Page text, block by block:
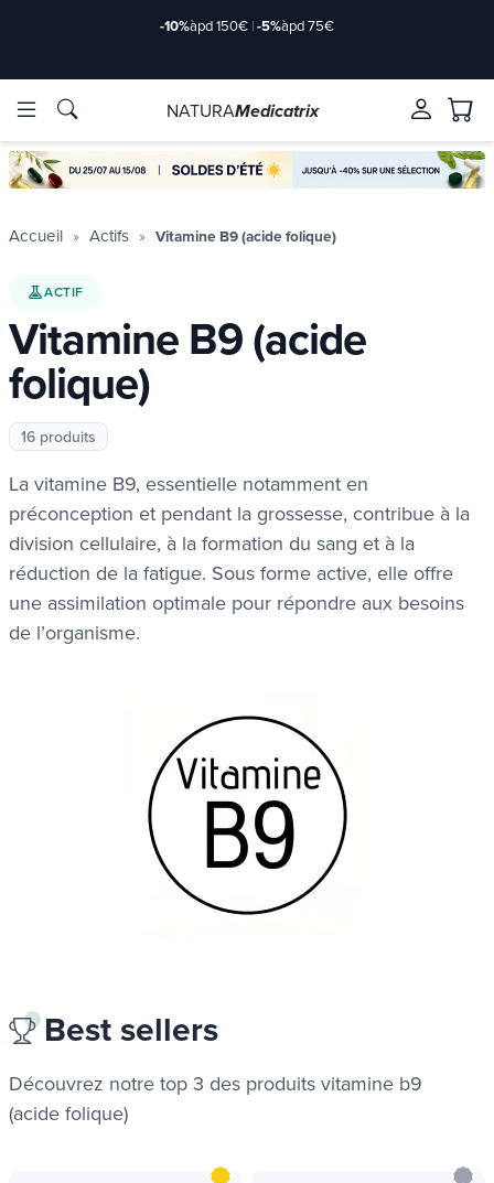
Marques
Marques
NATURAMedicatrix
Accueil Actifs Vitamine B9 (acide folique)
ACTIF
Vitamine B9 (acide
folique)
16 produits
La vitamine B9, essentielle notamment en
préconception et pendant la grossesse, contribue à la
division cellulaire, à la formation du sang et à la
réduction de la fatigue. Sous forme active, elle offre
une assimilation optimale pour répondre aux besoins
de l’organisme.
Best sellers
Découvrez notre top 3 des produits vitamine b9
(acide folique)